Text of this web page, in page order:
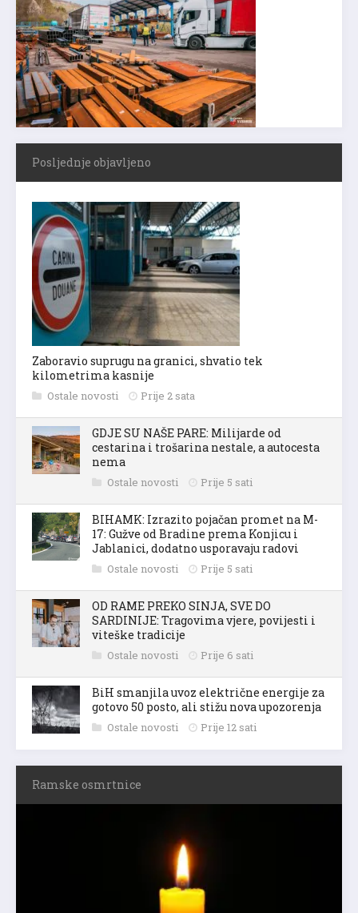
Posljednje objavljeno
Zaboravio suprugu na granici, shvatio tek
kilometrima kasnije
Ostale novosti Prije 2 sata
GDJE SU NAŠE PARE: Milijarde od
cestarina i trošarina nestale, a autocesta
nema
Ostale novosti Prije 5 sati
BIHAMK: Izrazito pojačan promet na M-
17: Gužve od Bradine prema Konjicu i
Jablanici, dodatno usporavaju radovi
Ostale novosti Prije 5 sati
OD RAME PREKO SINJA, SVE DO
SARDINIJE: Tragovima vjere, povijesti i
viteške tradicije
Ostale novosti Prije 6 sati
BiH smanjila uvoz električne energije za
gotovo 50 posto, ali stižu nova upozorenja
Ostale novosti Prije 12 sati
Ramske osmrtnice